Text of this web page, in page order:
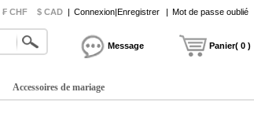
₣ CHF $ CAD | Connexion|Enregistrer | Mot de passe oublié
Message Panier( 0 )
Accessoires de mariage